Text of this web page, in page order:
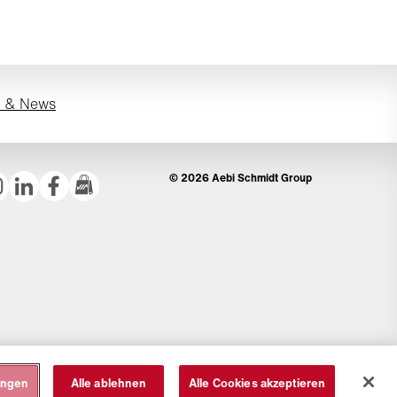
News
© 2026 Aebi Schmidt Group
Alle ablehnen Alle Cookies akzeptieren